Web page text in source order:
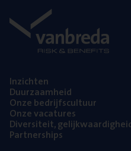
Inzich­ten
Duur­zaam­heid
Onze bedrijfs­cul­tuur
Onze vaca­tu­res
Diver­si­teit,
Part­ner­ships